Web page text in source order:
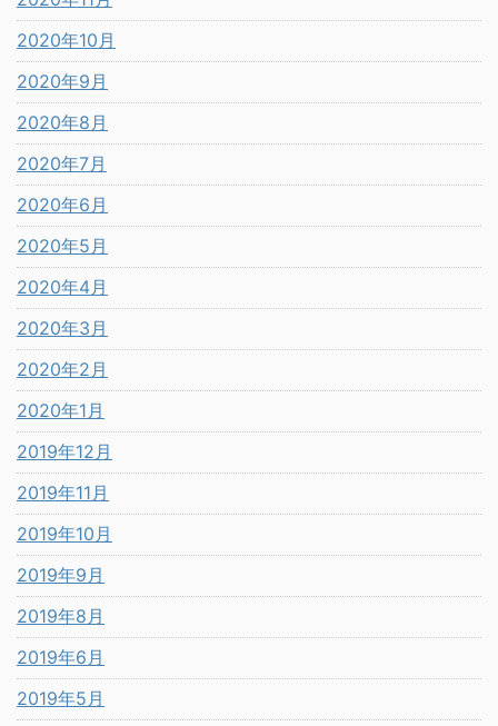
2020年10月
2020年9月
2020年8月
2020年7月
2020年6月
2020年5月
2020年4月
2020年3月
2020年2月
2020年1月
2019年12月
2019年11月
2019年10月
2019年9月
2019年8月
2019年6月
2019年5月